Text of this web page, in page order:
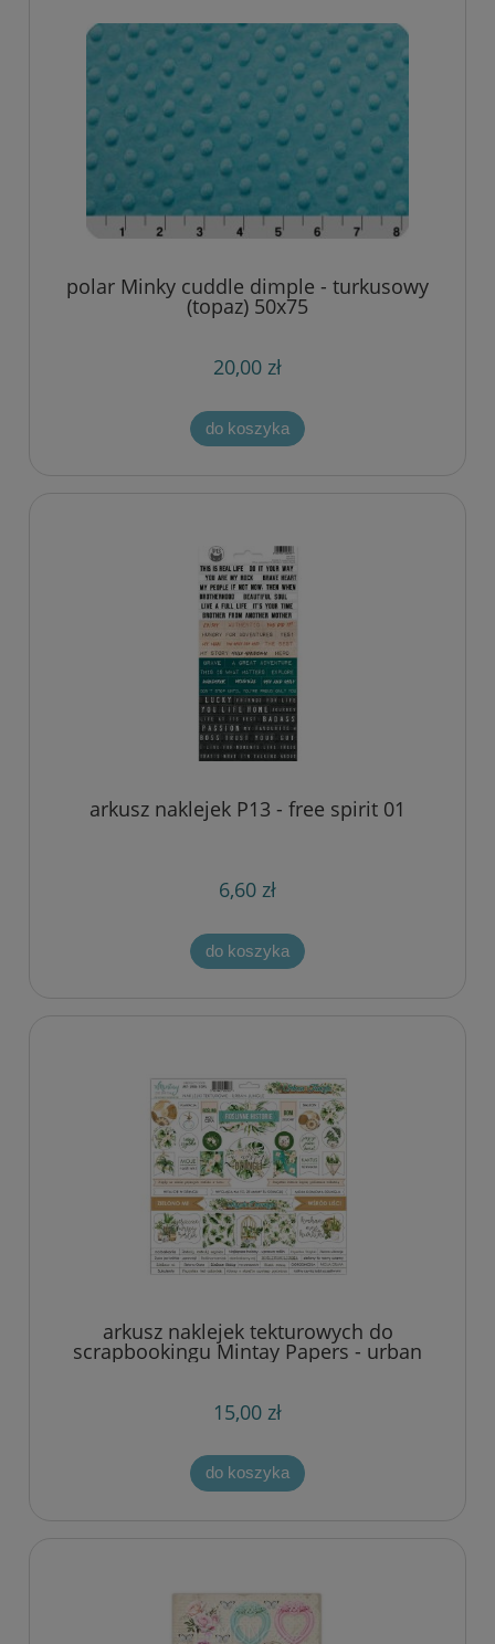
polar Minky cuddle dimple - turkusowy
(topaz) 50x75
20,00 zł
do koszyka
arkusz naklejek P13 - free spirit 01
6,60 zł
do koszyka
arkusz naklejek tekturowych do
scrapbookingu Mintay Papers - urban
jungle PL
15,00 zł
do koszyka